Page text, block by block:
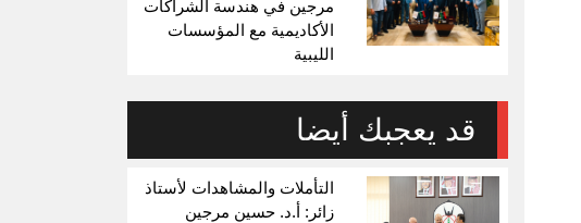
مرجين في هندسة الشراكات
الأكاديمية مع المؤسسات
الليبية
قد يعجبك أيضا
التأملات والمشاهدات لأستاذ
زائر: أ.د. حسين مرجين